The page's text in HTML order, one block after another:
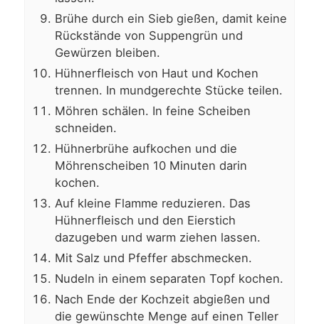
Brühe durch ein Sieb gießen, damit keine
Rückstände von Suppengrün und
Gewürzen bleiben.
Hühnerfleisch von Haut und Kochen
trennen. In mundgerechte Stücke teilen.
Möhren schälen. In feine Scheiben
schneiden.
Hühnerbrühe aufkochen und die
Möhrenscheiben 10 Minuten darin
kochen.
Auf kleine Flamme reduzieren. Das
Hühnerfleisch und den Eierstich
dazugeben und warm ziehen lassen.
Mit Salz und Pfeffer abschmecken.
Nudeln in einem separaten Topf kochen.
Nach Ende der Kochzeit abgießen und
die gewünschte Menge auf einen Teller